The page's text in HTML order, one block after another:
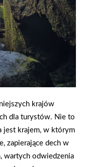
krajów
dla turystów. Nie to
jest krajem, w którym
zapierające dech w
wartych odwiedzenia